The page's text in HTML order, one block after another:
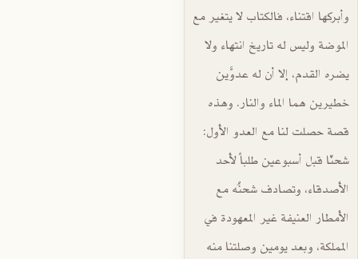
وأبركها اقتناء، فالكتاب لا يتغير مع
الموضة وليس له تاريخ انتهاء ولا
يضره القدم، إلا أن له عدوَّين
خطيرين هما الماء والنار. وهذه
قصة حصلت لنا مع العدو الأول:
شحنّا قبل أسبوعين طلباً لأحد
الأصدقاء، وتصادف شحنُه مع
الأمطار العنيفة غير المعهودة في
المملكة، وبعد يومين وصلتنا منه